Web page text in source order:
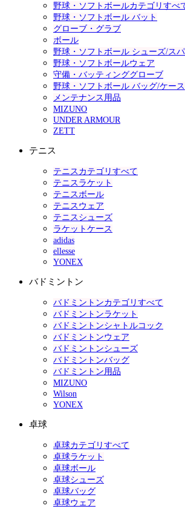
野球・ソフトボールカテゴリすべ
野球・ソフトボール バット
グローブ・グラブ
ボール
野球・ソフトボール シューズ/ス
野球・ソフトボールウェア
守備・バッティンググローブ
野球・ソフトボール バッグ/ケース
メンテナンス用品
MIZUNO
UNDER ARMOUR
ZETT
テニス
テニスカテゴリすべて
テニスラケット
テニスボール
テニスウェア
テニスシューズ
ラケットケース
adidas
ellesse
YONEX
バドミントン
バドミントンカテゴリすべて
バドミントンラケット
バドミントンシャトルコック
バドミントンウェア
バドミントンシューズ
バドミントンバッグ
バドミントン用品
MIZUNO
Wilson
YONEX
卓球
卓球カテゴリすべて
卓球ラケット
卓球ボール
卓球シューズ
卓球バッグ
卓球ウェア